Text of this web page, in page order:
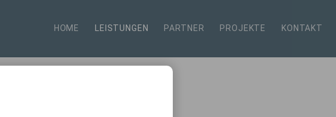
HOME LEISTUNGEN PARTNER PROJEKTE KONTAKT